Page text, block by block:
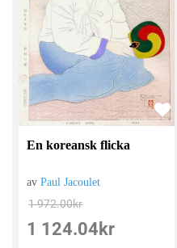
En koreansk flicka
avPaul Jacoulet
1 972.00kr
1 124.04 kr